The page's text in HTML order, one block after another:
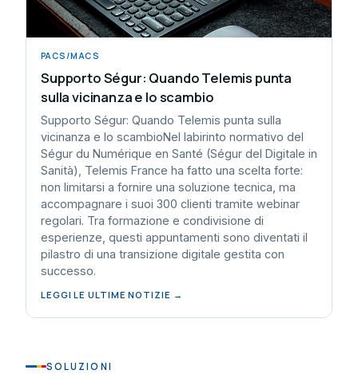
PACS/MACS
Supporto Ségur: Quando Telemis punta
sulla vicinanza e lo scambio
Supporto Ségur: Quando Telemis punta sulla
vicinanza e lo scambioNel labirinto normativo del
Ségur du Numérique en Santé (Ségur del Digitale in
Sanità), Telemis France ha fatto una scelta forte:
non limitarsi a fornire una soluzione tecnica, ma
accompagnare i suoi 300 clienti tramite webinar
regolari. Tra formazione e condivisione di
esperienze, questi appuntamenti sono diventati il
pilastro di una transizione digitale gestita con
successo.
LEGGI LE ULTIME NOTIZIE →
SOLUZIONI